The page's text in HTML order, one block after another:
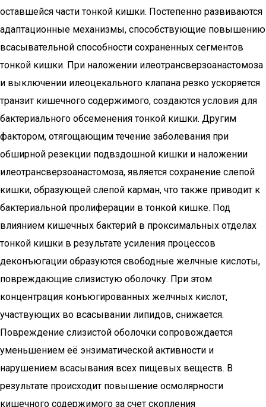
оставшейся части тонкой кишки. Постепенно развиваются
адаптационные механизмы, способствующие повышению
всасывательной способности сохраненных сегментов
тонкой кишки. При наложении илеотрансверзоанастомоза
и выключении илеоцекального клапана резко ускоряется
транзит кишечного содержимого, создаются условия для
бактериального обсеменения тонкой кишки. Другим
фактором, отягощающим течение заболевания при
обширной резекции подвздошной кишки и наложении
илеотрансверзоанастомоза, является сохранение слепой
кишки, образующей слепой карман, что также приводит к
бактериальной пролиферации в тонкой кишке. Под
влиянием кишечных бактерий в проксимальных отделах
тонкой кишки в результате усиления процессов
деконъюгации образуются свободные желчные кислоты,
повреждающие слизистую оболочку. При этом
концентрация конъюгированных желчных кислот,
участвующих во всасывании липидов, снижается.
Повреждение слизистой оболочки сопровождается
уменьшением её энзиматической активности и
нарушением всасывания всех пищевых веществ. В
результате происходит повышение осмолярности
кишечного содержимого за счет скопления